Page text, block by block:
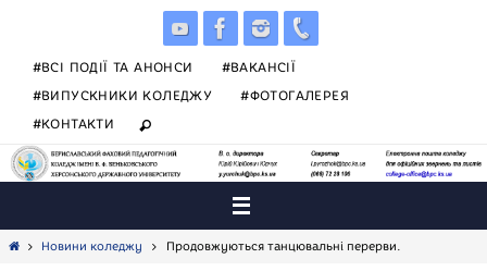
#ВСІ ПОДІЇ ТА АНОНСИ
#ВАКАНСІЇ
#ВИПУСКНИКИ КОЛЕДЖУ
#ФОТОГАЛЕРЕЯ
#КОНТАКТИ
HomeНовини коледжу Продовжуються танцювальні перерви.